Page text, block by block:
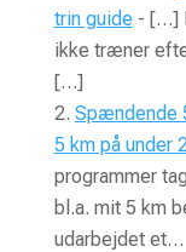
trin guide- […]
ikke træner
[…]
Spændende
5 km på under
programmer
bl.a. mit 5 km
udarbejdet et…